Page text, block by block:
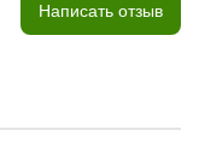
Написать отзыв